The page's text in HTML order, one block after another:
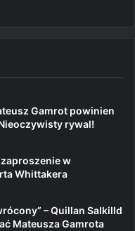
Gamrot powinien
rywal!
zaproszenie w
Whittakera
– Quillan Salkilld
Mateusza Gamrota